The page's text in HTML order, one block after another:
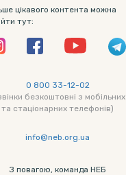
цікавого контента можна
тут:
0 800 33-12-02
безкоштовні з мобільних
та стаціонарних телефонів)
info@neb.org.ua
З повагою, команда НЕБ